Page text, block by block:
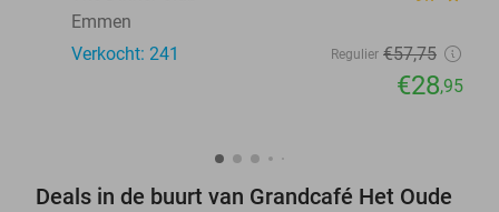
Emmen
Verkocht: 241
Regulier €57,75
€28,95
Deals in de buurt van Grandcafé Het Oude